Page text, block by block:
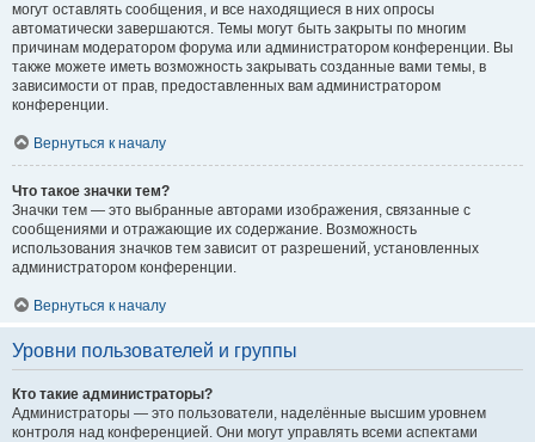
могут оставлять сообщения, и все находящиеся в них опросы
автоматически завершаются. Темы могут быть закрыты по многим
причинам модератором форума или администратором конференции. Вы
также можете иметь возможность закрывать созданные вами темы, в
зависимости от прав, предоставленных вам администратором
конференции.
Вернуться к началу
Что такое значки тем?
Значки тем — это выбранные авторами изображения, связанные с
сообщениями и отражающие их содержание. Возможность
использования значков тем зависит от разрешений, установленных
администратором конференции.
Вернуться к началу
Уровни пользователей и группы
Кто такие администраторы?
Администраторы — это пользователи, наделённые высшим уровнем
контроля над конференцией. Они могут управлять всеми аспектами